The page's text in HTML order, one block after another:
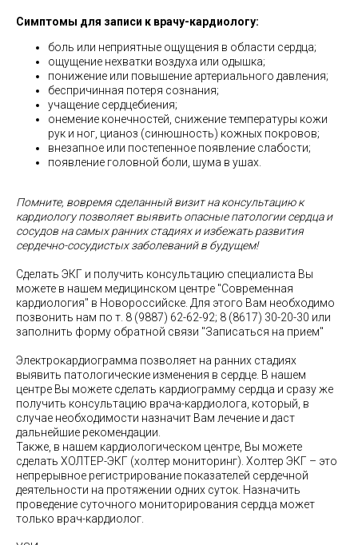
Симптомы для записи к врачу-кардиологу:
боль или неприятные ощущения в области сердца;
ощущение нехватки воздуха или одышка;
понижение или повышение артериального давления;
беспричинная потеря сознания;
учащение сердцебиения;
онемение конечностей, снижение температуры кожи
рук и ног, цианоз (синюшность) кожных покровов;
внезапное или постепенное появление слабости;
появление головной боли, шума в ушах.
Помните, вовремя сделанный визит на консультацию к
кардиологу позволяет выявить опасные патологии сердца и
сосудов на самых ранних стадиях и избежать развития
сердечно-сосудистых заболеваний в будущем!
Сделать ЭКГ и получить консультацию специалиста Вы
можете в нашем медицинском центре "Современная
кардиология" в Новороссийске. Для этого Вам необходимо
позвонить нам по т. 8 (9887) 62-62-92; 8 (8617) 30-20-30 или
заполнить форму обратной связи "Записаться на прием"
Электрокардиограмма позволяет на ранних стадиях
выявить патологические изменения в сердце. В нашем
центре Вы можете сделать кардиограмму сердца и сразу же
получить консультацию врача-кардиолога, который, в
случае необходимости назначит Вам лечение и даст
дальнейшие рекомендации.
Также, в нашем кардиологическом центре, Вы можете
сделать ХОЛТЕР-ЭКГ (холтер мониторинг). Холтер ЭКГ – это
непрерывное регистрирование показателей сердечной
деятельности на протяжении одних суток. Назначить
проведение суточного мониторирования сердца может
только врач-кардиолог.